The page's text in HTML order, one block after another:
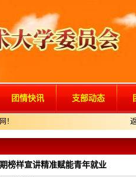
团情快讯 支部动态
！
榜样宣讲精准赋能青年就业